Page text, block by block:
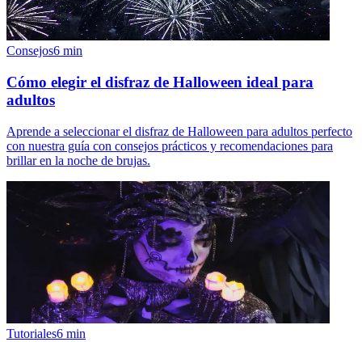
Consejos6 min
Cómo elegir el disfraz de Halloween ideal para
adultos
Aprende a seleccionar el disfraz de Halloween para adultos perfecto
con nuestra guía con consejos prácticos y recomendaciones para
brillar en la noche de brujas.
Tutoriales6 min